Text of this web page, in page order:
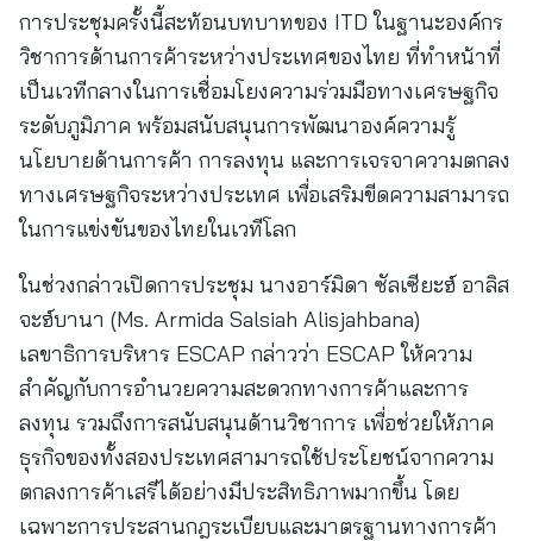
การประชุมครั้งนี้สะท้อนบทบาทของ ITD ในฐานะองค์กร
วิชาการด้านการค้าระหว่างประเทศของไทย ที่ทำหน้าที่
เป็นเวทีกลางในการเชื่อมโยงความร่วมมือทางเศรษฐกิจ
ระดับภูมิภาค พร้อมสนับสนุนการพัฒนาองค์ความรู้
นโยบายด้านการค้า การลงทุน และการเจรจาความตกลง
ทางเศรษฐกิจระหว่างประเทศ เพื่อเสริมขีดความสามารถ
ในการแข่งขันของไทยในเวทีโลก
ในช่วงกล่าวเปิดการประชุม นางอาร์มิดา ซัลเซียะฮ์ อาลิส
จะฮ์บานา (Ms. Armida Salsiah Alisjahbana)
เลขาธิการบริหาร ESCAP กล่าวว่า ESCAP ให้ความ
สำคัญกับการอำนวยความสะดวกทางการค้าและการ
ลงทุน รวมถึงการสนับสนุนด้านวิชาการ เพื่อช่วยให้ภาค
ธุรกิจของทั้งสองประเทศสามารถใช้ประโยชน์จากความ
ตกลงการค้าเสรีได้อย่างมีประสิทธิภาพมากขึ้น โดย
เฉพาะการประสานกฎระเบียบและมาตรฐานทางการค้า